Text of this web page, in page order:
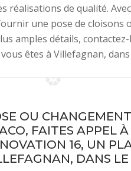
réalisations de qualité.
une pose de cloisons
amples détails,
êtes à Villefagnan, dans
OU
FAITES APPEL À
16, UN
DANS LE